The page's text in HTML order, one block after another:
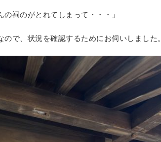
の祠のがとれてしまって・・・」
ので、状況を確認するためにお伺いしました。